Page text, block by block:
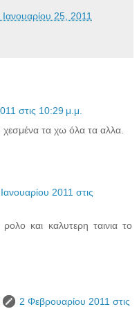
Ιανουαρίου 25, 2011
στις 10:29 μ.μ.
τα χω όλα τα αλλα.
2011 στις
και καλυτερη ταινια το
2 Φεβρουαρίου 2011 στις